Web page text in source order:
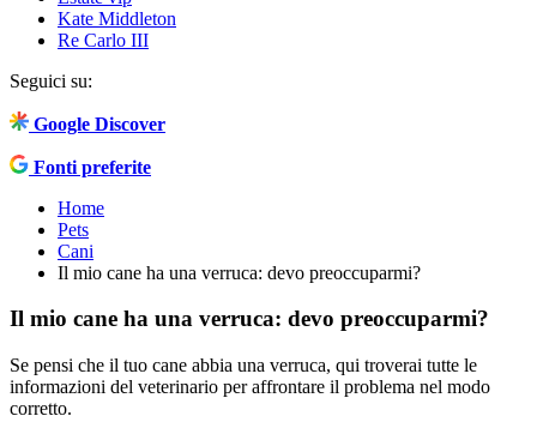
Kate Middleton
Re Carlo III
Seguici su:
Google Discover
Fonti preferite
Home
Pets
Cani
Il mio cane ha una verruca: devo preoccuparmi?
Il mio cane ha una verruca: devo preoccuparmi?
Se pensi che il tuo cane abbia una verruca, qui troverai tutte le
informazioni del veterinario per affrontare il problema nel modo
corretto.